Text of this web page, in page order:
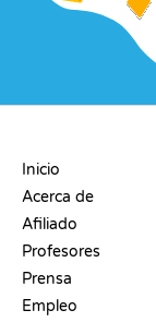
Inicio
Acerca de
Afiliado
Profesores
Prensa
Empleo